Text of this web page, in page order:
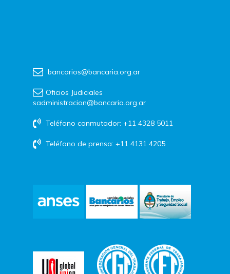
bancarios@bancaria.org.ar
Oficios Judiciales
sadministracion@bancaria.org.ar
Teléfono conmutador: +11 4328 5011
Teléfono de prensa: +11 4131 4205